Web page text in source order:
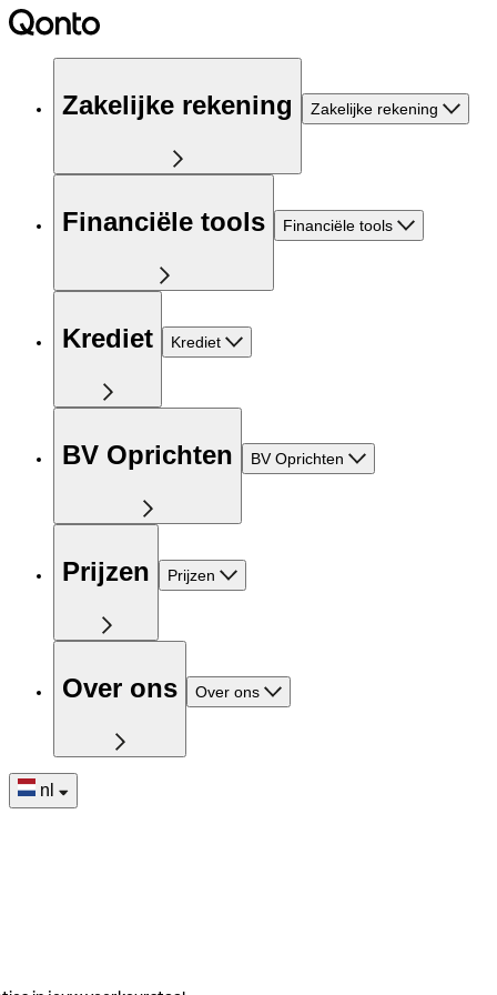
Zakelijke rekening Zakelijke rekening
Financiële tools Financiële tools
Krediet Krediet
BV Oprichten BV Oprichten
Prijzen Prijzen
Over ons Over ons
nl